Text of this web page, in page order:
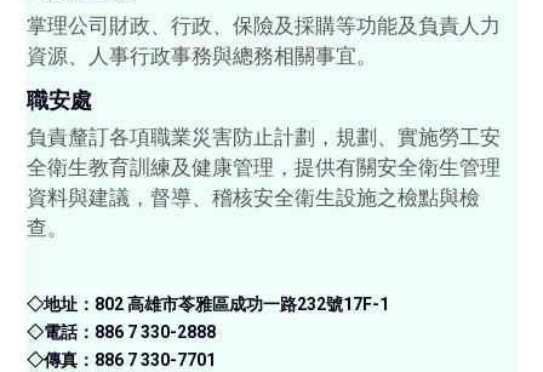
掌理公司財政、行政、保險及採購等功能及負責人力
資源、人事行政事務與總務相關事宜。
職安處
負責釐訂各項職業災害防止計劃，規劃、實施勞工安
全衛生教育訓練及健康管理，提供有關安全衛生管理
資料與建議，督導、稽核安全衛生設施之檢點與檢
查。
◇地址：802 高雄市苓雅區成功一路232號17F-1
◇電話：886 7 330-2888
◇傳真：886 7 330-7701